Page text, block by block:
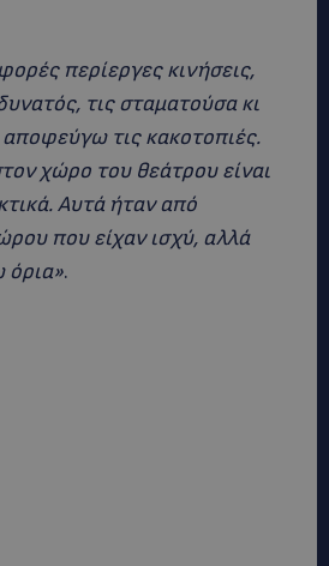
περίεργες κινήσεις,
τις σταματούσα κι
τις κακοτοπιές.
χώρο του θεάτρου είναι
Αυτά ήταν από
που είχαν ισχύ, αλλά
όρια».